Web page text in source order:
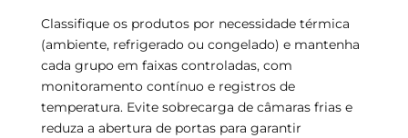
Classifique os produtos por necessidade térmica
(ambiente, refrigerado ou congelado) e mantenha
cada grupo em faixas controladas, com
monitoramento contínuo e registros de
temperatura. Evite sobrecarga de câmaras frias e
reduza a abertura de portas para garantir